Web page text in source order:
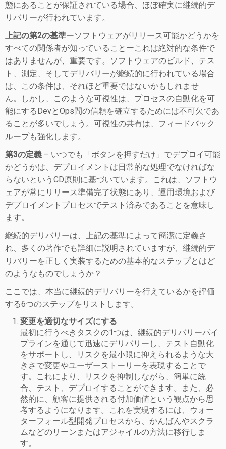
態にあることが保証されている場合、ほぼ確実に継続的デ
リバリーが行われています。
上記の第2の基準ーソフトウェアがリリース可能かどうかを
すべての関係者が知っていることーこれは絶対的な条件で
はありませんが、重要です。
ソフトウェアのビルド、テス
ト、測定、そしてデリバリーが継続的に行われている場合
は、この条件は、それほど重要ではないかもしれませ
ん。
しかし、このような可視性は、プロセスの自動化を可
能にするDevとOps間の信頼を確立するためには不可欠であ
ることが多いでしょう。 可視性の共有は、フィードバック
ループも強化します。
第3の定義 – いつでも「ボタンを押すだけ」でデプロイ可能
かどうかは、デプロイメントは日常的な処理でなければな
らないというCD原則に基づいています。
これは、ソフトウ
ェアが常にリリース準備完了状態にあり、運用環境および
デプロイメントプロセスでテスト済みであることを意味し
ます。
継続的デリバリーは、上記の基準によって簡潔に定義さ
れ、多くの著作でも詳細に説明されていますが、継続的デ
リバリーを正しく実装するための基本的なステップとはど
のようなものでしょうか？
ここでは、本当に継続的デリバリーを行えているかを評価
する6つのステップをリストします。
変更を適切なサイズにする
最初に行うべきタスクの1つは、継続的デリバリーパイ
プラインを通じて迅速にデリバリーし、テスト自動化
をサポートし、リスクを最小限に抑えられるような大
きさで変更やユーザーストーリーを表現することで
す。
これにより、リスクを抑制しながら、簡単に統
合、テスト、デプロイすることができます。また、必
然的に、顧客に提供される付加価値という観点から思
考するようになります。
これを実現するには、ウォー
ターフォール型開発プロセスから、かんばんやスクラ
ムなどのリーンまたはアジャイルの方法に移行しま
す。